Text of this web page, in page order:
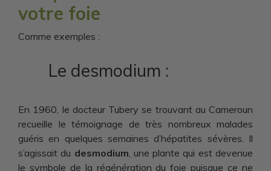
votre foie
Comme exemples :
Le desmodium :
En 1960, le docteur Tubery se trouvant au Cameroun
recueille le témoignage de très nombreux malades
guéris en quelques semaines d’hépatites sévères. Il
s’agissait du desmodium, une plante qui est devenue
le symbole de la régénération du foie puisque ce ne